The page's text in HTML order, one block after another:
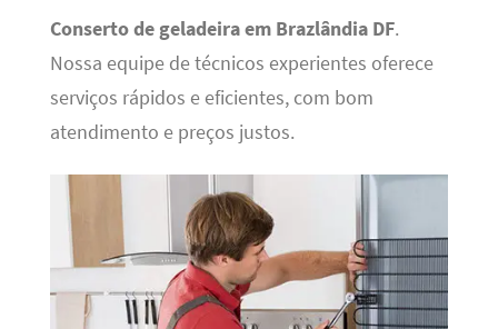
Conserto de geladeira em Brazlândia DF.
Nossa equipe de técnicos experientes oferece
serviços rápidos e eficientes, com bom
atendimento e preços justos.